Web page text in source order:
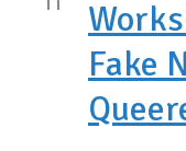
Fake